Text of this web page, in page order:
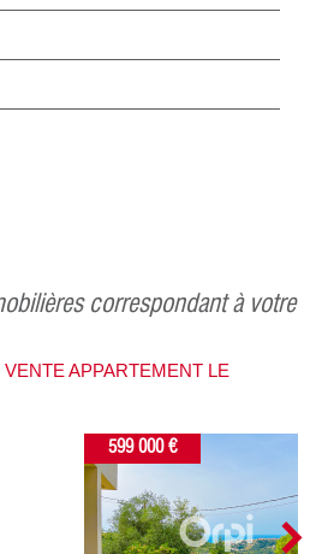
VENTE APPARTEMENT LE